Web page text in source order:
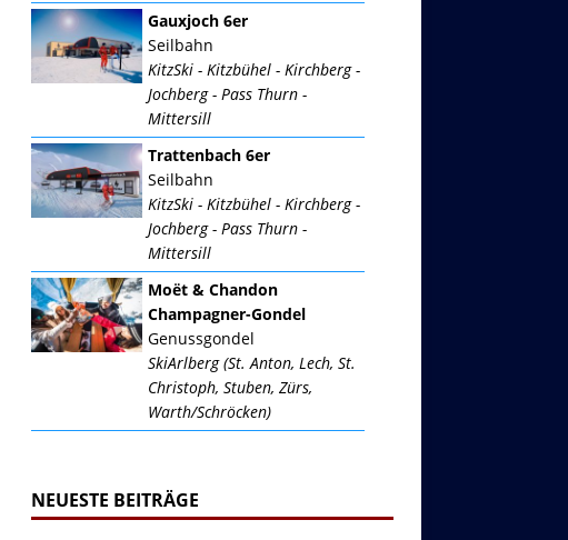
Gauxjoch 6er
Seilbahn
KitzSki - Kitzbühel - Kirchberg -
Jochberg - Pass Thurn -
Mittersill
Trattenbach 6er
Seilbahn
KitzSki - Kitzbühel - Kirchberg -
Jochberg - Pass Thurn -
Mittersill
Moët & Chandon
Champagner-Gondel
Genussgondel
SkiArlberg (St. Anton, Lech, St.
Christoph, Stuben, Zürs,
Warth/Schröcken)
NEUESTE BEITRÄGE